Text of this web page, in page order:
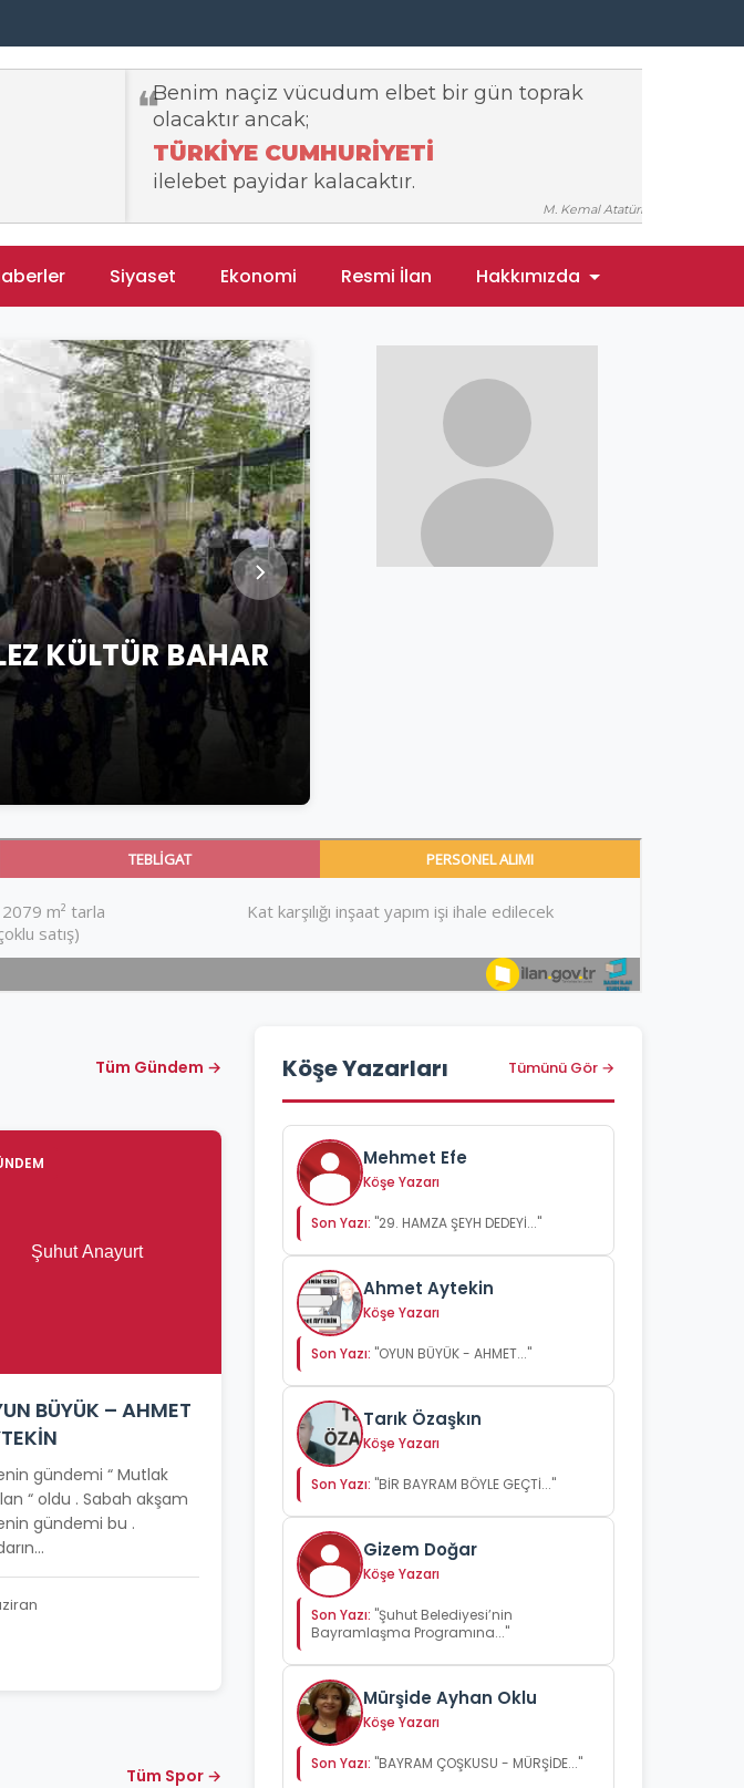
Siyaset Ekonomi Resmi İlan Hakkımızda
KÜLTÜR BAHAR
Tüm Gündem →
BÜYÜK – AHMET
gündemi “ Mutlak
“ oldu . Sabah akşam
gündemi bu .
Tüm Spor →
Köşe Yazarları Tümünü Gör →
Mehmet Efe
Köşe Yazarı
Son Yazı: "29. HAMZA ŞEYH DEDEYİ..."
Ahmet Aytekin
Köşe Yazarı
Son Yazı: "OYUN BÜYÜK - AHMET..."
Tarık Özaşkın
Köşe Yazarı
Son Yazı: "BİR BAYRAM BÖYLE GEÇTİ..."
Gizem Doğar
Köşe Yazarı
Son Yazı: "Şuhut Belediyesi’nin
Bayramlaşma Programına..."
Mürşide Ayhan Oklu
Köşe Yazarı
Son Yazı: "BAYRAM ÇOŞKUSU - MÜRŞİDE..."